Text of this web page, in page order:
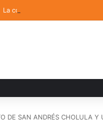
La convivencia familiar marca
DE SAN ANDRÉS CHOLULA Y